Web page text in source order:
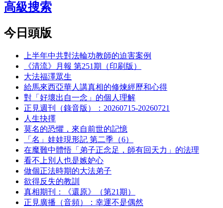
高級搜索
今日頭版
上半年中共對法輪功教師的迫害案例
《清流》月報 第251期（印刷版）
大法福澤眾生
給馬來西亞華人講真相的修煉經歷和心得
對「好壞出自一念」的個人理解
正見週刊（錄音版）：20260715-20260721
人生抉擇
莫名的恐懼，來自前世的記憶
「名」娃娃現形記 第二季（6）
在魔難中體悟「弟子正念足，師有回天力」的法理
看不上別人也是嫉妒心
做個正法時期的大法弟子
欲得反失的教訓
真相期刊：《還原》（第21期）
正見廣播（音頻）：幸運不是偶然